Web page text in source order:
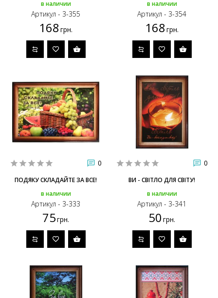
в наличии
Артикул - 3-355
168 грн.
в наличии
Артикул - 3-354
168 грн.
0
ПОДЯКУ СКЛАДАЙТЕ ЗА ВСЕ!
в наличии
Артикул - 3-333
75грн.
0
ВИ - СВІТЛО ДЛЯ СВІТУ!
в наличии
Артикул - 3-341
50 грн.